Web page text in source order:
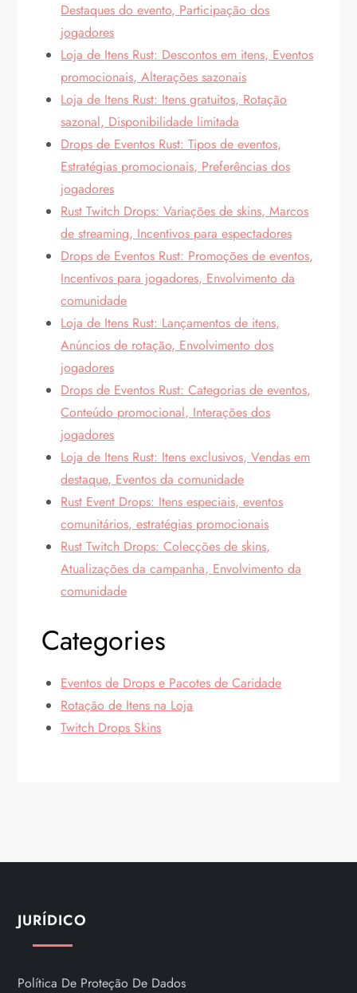
Destaques do evento, Participação dos
jogadores
Loja de Itens Rust: Descontos em itens, Eventos
promocionais, Alterações sazonais
Loja de Itens Rust: Itens gratuitos, Rotação
sazonal, Disponibilidade limitada
Drops de Eventos Rust: Tipos de eventos,
Estratégias promocionais, Preferências dos
jogadores
Rust Twitch Drops: Variações de skins, Marcos
de streaming, Incentivos para espectadores
Drops de Eventos Rust: Promoções de eventos,
Incentivos para jogadores, Envolvimento da
comunidade
Loja de Itens Rust: Lançamentos de itens,
Anúncios de rotação, Envolvimento dos
jogadores
Drops de Eventos Rust: Categorias de eventos,
Conteúdo promocional, Interações dos
jogadores
Loja de Itens Rust: Itens exclusivos, Vendas em
destaque, Eventos da comunidade
Rust Event Drops: Itens especiais, eventos
comunitários, estratégias promocionais
Rust Twitch Drops: Colecções de skins,
Atualizações da campanha, Envolvimento da
comunidade
Categories
Eventos de Drops e Pacotes de Caridade
Rotação de Itens na Loja
Twitch Drops Skins
JURÍDICO
Política De Proteção De Dados